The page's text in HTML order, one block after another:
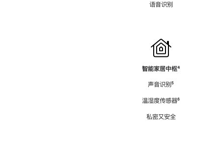
语音识别
智能家居中枢脚
⁴
声音识别脚
⁵
温湿度传感器脚
⁶
私密又安全